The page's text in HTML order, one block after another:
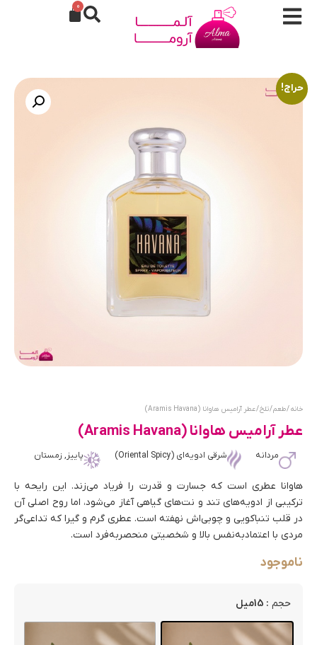
0
حراج!
خانه/طعم/تلخ/ عطر آرامیس هاوانا (Aramis Havana)
عطر آرامیس هاوانا (Aramis Havana)
مردانه شرقی ادویه‌ای (Oriental Spicy) پاییز, زمستان
هاوانا عطری است که جسارت و قدرت را فریاد می‌زند. این رایحه با
ترکیبی از ادویه‌های تند و نت‌های گیاهی آغاز می‌شود، اما روح اصلی آن
در قلب تنباکویی و چوبی‌اش نهفته است. عطری گرم و گیرا که تداعی‌گر
مردی با اعتمادبه‌نفس بالا و شخصیتی منحصربه‌فرد است.
ناموجود
حجم : 15میل